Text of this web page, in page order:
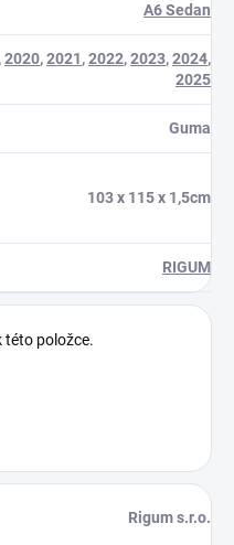
A6 Sedan
,2020,2021,2022,2023,2024,
2025
Guma
103 x 115 x 1,5cm
RIGUM
této položce.
Rigum s.r.o.